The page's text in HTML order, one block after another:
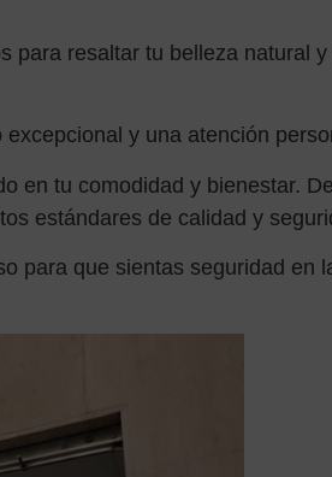
para resaltar tu belleza natural
y una atención
en tu comodidad y bienestar.
estándares de calidad y
para que sientas seguridad en